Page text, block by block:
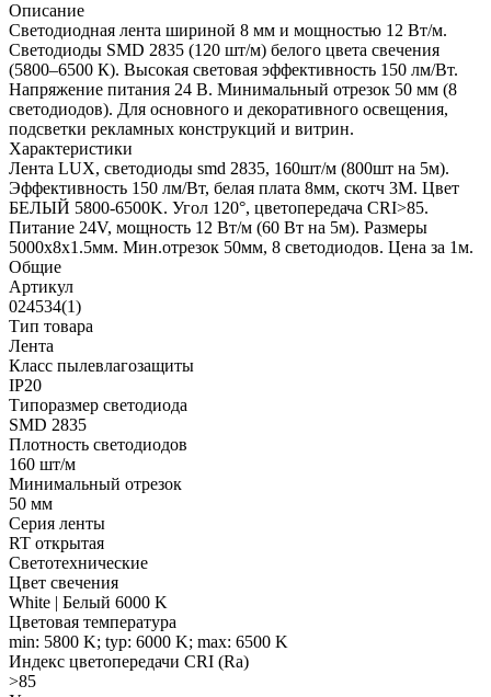
Описание
Светодиодная лента шириной 8 мм и мощностью 12 Вт/м.
Светодиоды SMD 2835 (120 шт/м) белого цвета свечения
(5800–6500 К). Высокая световая эффективность 150 лм/Вт.
Напряжение питания 24 В. Минимальный отрезок 50 мм (8
светодиодов). Для основного и декоративного освещения,
подсветки рекламных конструкций и витрин.
Характеристики
Лента LUX, светодиоды smd 2835, 160шт/м (800шт на 5м).
Эффективность 150 лм/Вт, белая плата 8мм, скотч 3М. Цвет
БЕЛЫЙ 5800-6500K. Угол 120°, цветопередача CRI>85.
Питание 24V, мощность 12 Вт/м (60 Вт на 5м). Размеры
5000х8х1.5мм. Мин.отрезок 50мм, 8 светодиодов. Цена за 1м.
Общие
Артикул
024534(1)
Тип товара
Лента
Класс пылевлагозащиты
IP20
Типоразмер светодиода
SMD 2835
Плотность светодиодов
160 шт/м
Минимальный отрезок
50 мм
Серия ленты
RT открытая
Светотехнические
Цвет свечения
White | Белый 6000 K
Цветовая температура
min: 5800 K; typ: 6000 K; max: 6500 K
Индекс цветопередачи CRI (Ra)
>85